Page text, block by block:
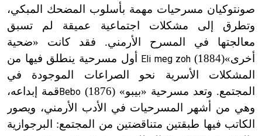
صونتوكيان مسرحيات مهمة بأسلوب المضحك المبكي،
وتطرق إلى مشكلات اجتماعية عميقة لم تسبق
معالجتها في المسرح الأرمني. فقد كانت «ضحية
أخرى»(1884)
Eli meg zoh
أول مسرحية ينطلق فيها من
المشكلات الأسرية نحو الصراعات الموجودة في
المجتمع. وتعد مسرحية «بيبو» (1876)
Bebo قمة إبداعه،
وهي من أشهر المسرحيات في الأدب الأرمني، ويصور
الكاتب فيها طبقتين متناقضتين من المجتمع: البرجوازية